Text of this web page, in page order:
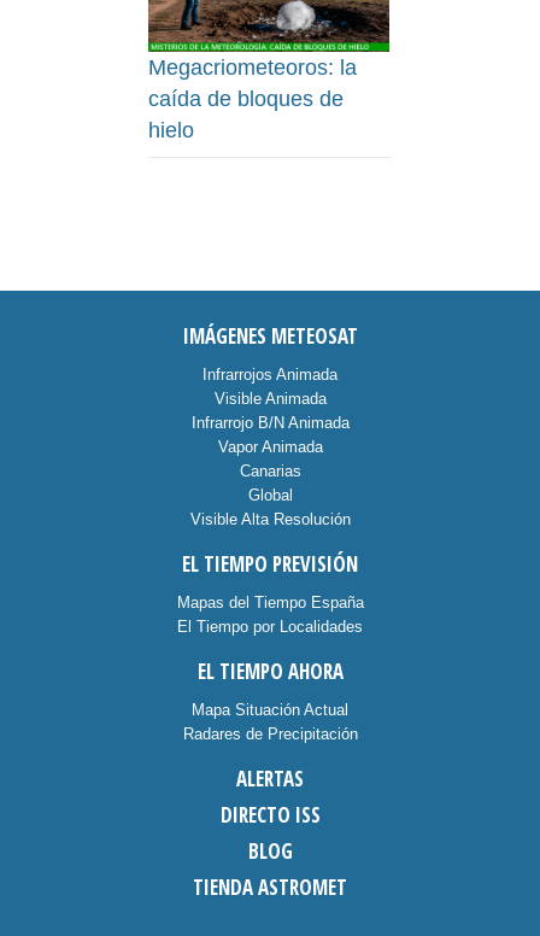
Megacriometeoros: la
caída de bloques de
hielo
IMÁGENES METEOSAT
Infrarrojos Animada
Visible Animada
Infrarrojo B/N Animada
Vapor Animada
Canarias
Global
Visible Alta Resolución
EL TIEMPO PREVISIÓN
Mapas del Tiempo España
El Tiempo por Localidades
EL TIEMPO AHORA
Mapa Situación Actual
Radares de Precipitación
ALERTAS
DIRECTO ISS
BLOG
TIENDA ASTROMET